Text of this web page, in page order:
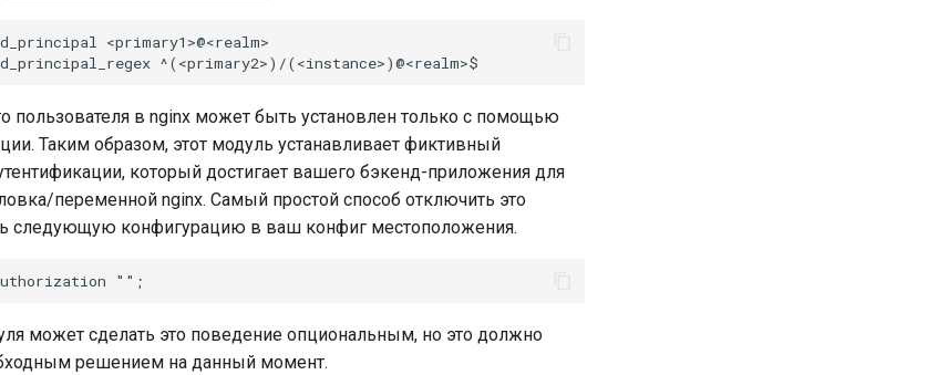
<primary1>@<realm>
пользователя в nginx может быть установлен только с помощью
Таким образом, этот модуль устанавливает фиктивный
который достигает вашего бэкенд-приложения для
переменной nginx. Самый простой способ отключить это
следующую конфигурацию в ваш конфиг местоположения.
может сделать это поведение опциональным, но это должно
решением на данный момент.